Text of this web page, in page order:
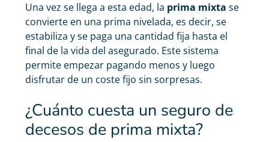
Una vez se llega a esta edad, la prima mixta se
convierte en una prima nivelada, es decir, se
estabiliza y se paga una cantidad fija hasta el
final de la vida del asegurado. Este sistema
permite empezar pagando menos y luego
disfrutar de un coste fijo sin sorpresas.
¿Cuánto cuesta un seguro de
decesos de prima mixta?